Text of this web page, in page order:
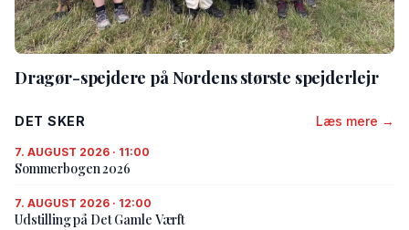
Dragør-spejdere på Nordens største spejderlejr
DET SKER Læs mere →
7. AUGUST 2026 · 11:00
Sommerbogen 2026
7. AUGUST 2026 · 12:00
Udstilling på Det Gamle Værft